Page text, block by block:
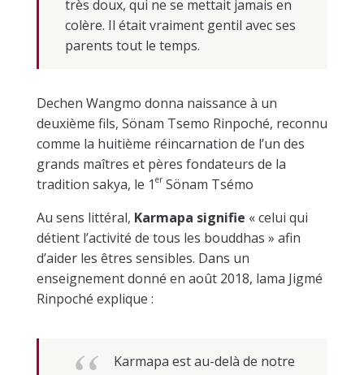
très doux, qui ne se mettait jamais en
colère. Il était vraiment gentil avec ses
parents tout le temps.
Dechen Wangmo donna naissance à un
deuxième fils, Sönam Tsemo Rinpoché, reconnu
comme la huitième réincarnation de l’un des
grands maîtres et pères fondateurs de la
tradition sakya, le 1 erSönam Tsémo
Au sens littéral, Karmapa signifie « celui qui
détient l’activité de tous les bouddhas » afin
d’aider les êtres sensibles. Dans un
enseignement donné en août 2018, lama Jigmé
Rinpoché explique :
Karmapa est au-delà de notre